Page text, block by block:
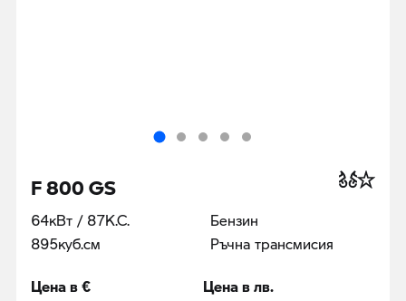
F 800 GS
64кВт / 87К.С.
895куб.cм
Бензин
Ръчна трансмисия
Цена в € Цена в лв.